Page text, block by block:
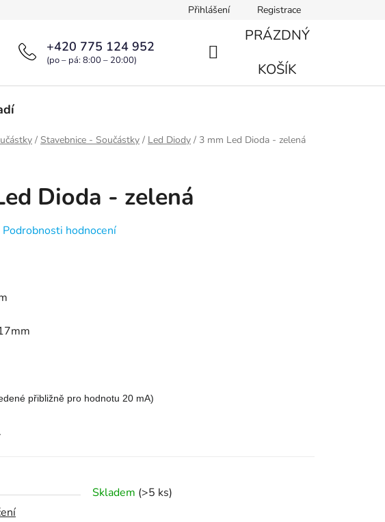
Přihlášení Registrace
+420 775 124 952
(po – pá: 8:00 – 20:00)
NÁKUPNÍ
PRÁZDNÝ
KOŠÍK
/ Stavebnice - Součástky / Led Diody / 3 mm Led Dioda - zelená
Dioda - zelená
Podrobnosti hodnocení
přibližně pro hodnotu 20 mA)
Skladem (>5 ks)